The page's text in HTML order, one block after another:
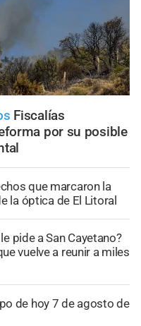
Fiscalías
por su posible
que marcaron la
la óptica de El Litoral
pide a San Cayetano?
vuelve a reunir a miles
de hoy 7 de agosto de